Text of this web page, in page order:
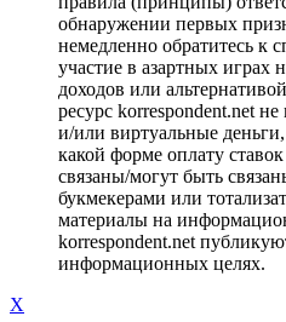
обнаружении первых
немедленно обратитесь к
участие в азартных играх
доходов или
ресурс korrespondent.net
и/или виртуальные
какой форме оплату
связаны/могут быть
букмекерами или
материалы на
korrespondent.net
информационных целях.
X